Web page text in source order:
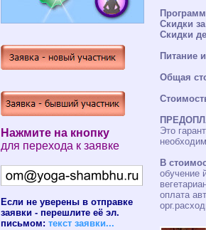
Нажмите на кнопку
для перехода к заявке
Если не уверены в отправке
заявки - перешлите её эл.
письмом: текст заявки...
Скидки
Скидки
Питание
Общая
Это
В
обучение
оплата